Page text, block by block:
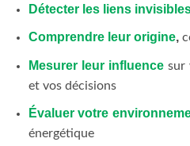
Détecter les liens
Comprendre leur origine,
Mesurer leur influence sur
et vos décisions
Évaluer votre
énergétique